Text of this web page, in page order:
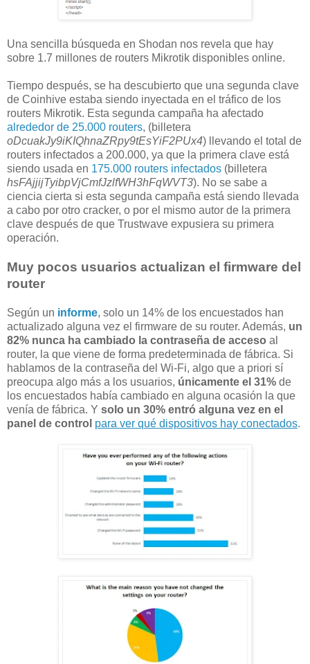
Una sencilla búsqueda en Shodan nos revela que hay
sobre 1.7 millones de routers Mikrotik disponibles online.
Tiempo después, se ha descubierto que una segunda clave
de Coinhive estaba siendo inyectada en el tráfico de los
routers Mikrotik. Esta segunda campaña ha afectado
alrededor de 25.000 routers, (billetera
oDcuakJy9iKIQhnaZRpy9tEsYiF2PUx4) llevando el total de
routers infectados a 200.000, ya que la primera clave está
siendo usada en 175.000 routers infectados (billetera
hsFAjjijTyibpVjCmfJzlfWH3hFqWVT3). No se sabe a
ciencia cierta si esta segunda campaña está siendo llevada
a cabo por otro cracker, o por el mismo autor de la primera
clave después de que Trustwave expusiera su primera
operación.
Muy pocos usuarios actualizan el firmware del
router
Según un informe, solo un 14% de los encuestados han
actualizado alguna vez el firmware de su router. Además, un
82% nunca ha cambiado la contraseña de acceso al
router, la que viene de forma predeterminada de fábrica. Si
hablamos de la contraseña del Wi-Fi, algo que a priori sí
preocupa algo más a los usuarios, únicamente el 31% de
los encuestados había cambiado en alguna ocasión la que
venía de fábrica. Y solo un 30% entró alguna vez en el
panel de control para ver qué dispositivos hay conectados.